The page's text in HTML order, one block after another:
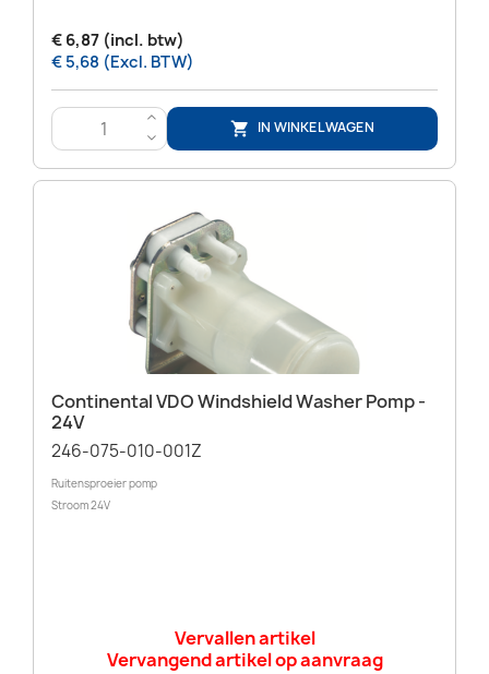
€ 6,87 (incl. btw)
€ 5,68 (Excl. BTW)
>
<
 IN WINKELWAGEN
Continental VDO Windshield Washer Pomp -
24V
246-075-010-001Z
Ruitensproeier pomp
Stroom 24V
Vervallen artikel
Vervangend artikel op aanvraag